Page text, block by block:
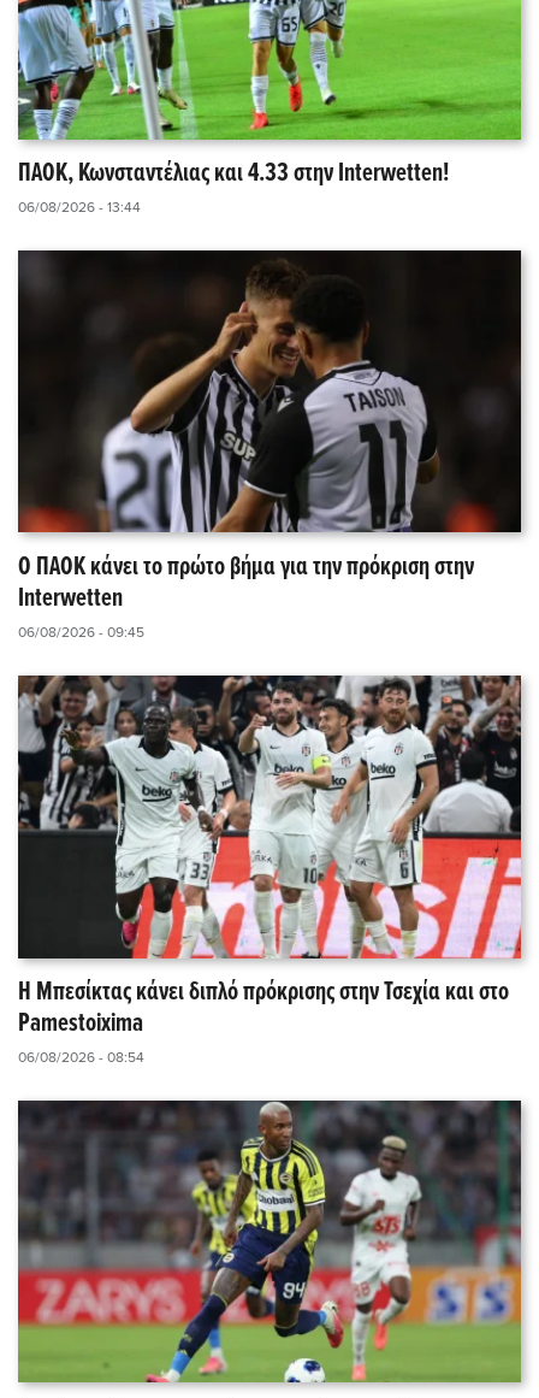
ΠΑΟΚ, Κωνσταντέλιας και 4.33 στην Interwetten!
06/08/2026 - 13:44
Ο ΠΑΟΚ κάνει το πρώτο βήμα για την πρόκριση στην
Interwetten
06/08/2026 - 09:45
Η Μπεσίκτας κάνει διπλό πρόκρισης στην Τσεχία και στο
Pamestoixima
06/08/2026 - 08:54